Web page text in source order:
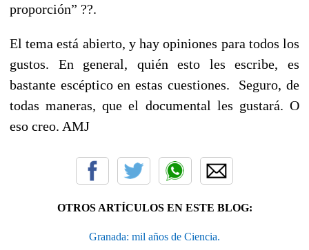
proporción” ??.
El tema está abierto, y hay opiniones para todos los
gustos. En general, quién esto les escribe, es
bastante escéptico en estas cuestiones. Seguro, de
todas maneras, que el documental les gustará. O
eso creo. AMJ
OTROS ARTÍCULOS EN ESTE BLOG:
Granada: mil años de Ciencia.